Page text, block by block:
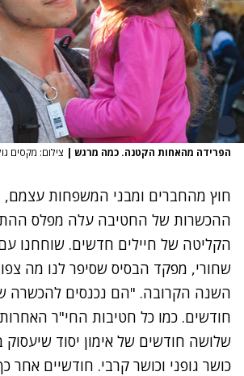
הפרידה מהאחות הקטנה. כמה מרגש | צילום: מקסים
חוץ מהחברים ומבני המשפחות עצמם,
ההכשרות של החטיבה עלה מפלס
הקליטה של חיילים חדשים. שוחחנו
שחורי, מפקד הבסיס שסיפר לנו מה
השנה הקרובה. "הם נכנסים להכשרה
חודשים. כמו כל חטיבות החי"ר
שלושה חודשים של אימון יסוד
כושר גופני וכושר קרבי. חודשיים אחר